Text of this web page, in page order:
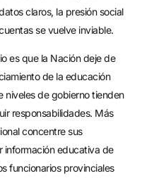
claros, la presión social
se vuelve inviable.
es que la Nación deje de
de la educación
niveles de gobierno tienden
responsabilidades. Más
concentre sus
información educativa de
funcionarios provinciales